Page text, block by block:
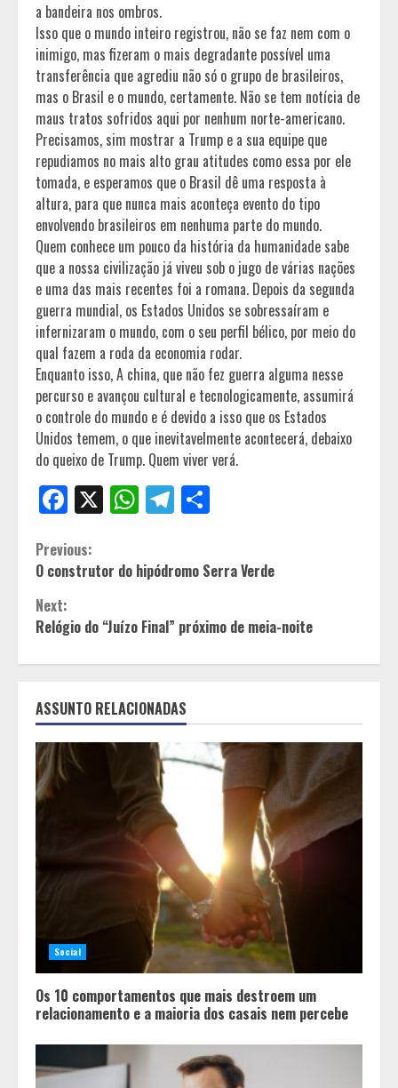
a bandeira nos ombros.
Isso que o mundo inteiro registrou, não se faz nem com o
inimigo, mas fizeram o mais degradante possível uma
transferência que agrediu não só o grupo de brasileiros,
mas o Brasil e o mundo, certamente. Não se tem notícia de
maus tratos sofridos aqui por nenhum norte-americano.
Precisamos, sim mostrar a Trump e a sua equipe que
repudiamos no mais alto grau atitudes como essa por ele
tomada, e esperamos que o Brasil dê uma resposta à
altura, para que nunca mais aconteça evento do tipo
envolvendo brasileiros em nenhuma parte do mundo.
Quem conhece um pouco da história da humanidade sabe
que a nossa civilização já viveu sob o jugo de várias nações
e uma das mais recentes foi a romana. Depois da segunda
guerra mundial, os Estados Unidos se sobressaíram e
infernizaram o mundo, com o seu perfil bélico, por meio do
qual fazem a roda da economia rodar.
Enquanto isso, A china, que não fez guerra alguma nesse
percurso e avançou cultural e tecnologicamente, assumirá
o controle do mundo e é devido a isso que os Estados
Unidos temem, o que inevitavelmente acontecerá, debaixo
do queixo de Trump. Quem viver verá.
Facebook
X WhatsApp
Telegram
Continue
Reading
Previous:
O construtor do hipódromo Serra Verde
Next:
Relógio do “Juízo Final” próximo de meia-noite
ASSUNTO RELACIONADAS
Social
Os 10 comportamentos que mais destroem um
relacionamento e a maioria dos casais nem percebe